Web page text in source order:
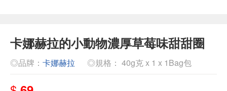
卡娜赫拉的小動物濃厚草莓味甜甜圈
◎品牌： 卡娜赫拉 ◎規格： 40g克 x 1 x 1Bag包